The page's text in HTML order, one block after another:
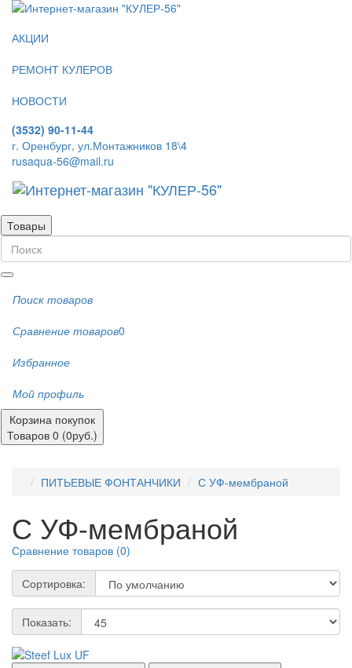
АКЦИИ
РЕМОНТ КУЛЕРОВ
НОВОСТИ
(3532) 90-11-44
г. Оренбург, ул.Монтажников 18\4
rusaqua-56@mail.ru
Товары
Поиск товаров
Сравнение товаров0
Избранное
Мой профиль
Корзина покупок
Товаров 0 (0руб.)
ПИТЬЕВЫЕ ФОНТАНЧИКИ С УФ-мембраной
С УФ-мембраной
Сравнение товаров (0)
Сортировка:
Показать: